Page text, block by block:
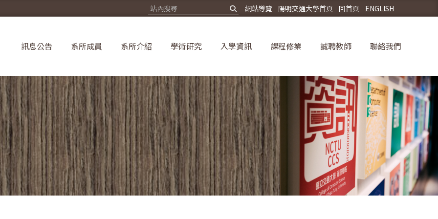
ENGLISH
回首頁
陽明交通大學首頁
網站導覽
訊息公告 系所成員 系所介紹 學術研究 入學資訊 課程修業 誠聘教師 聯絡我們